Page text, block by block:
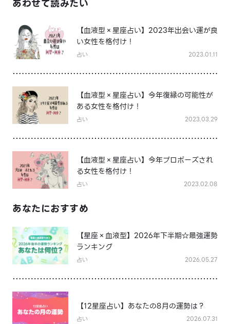
あわせて読みたい
【血液型×星座占い】2023年出会い運が良
い女性を格付け！
占い 2023.01.11
【血液型×星座占い】今年復縁の可能性が
ある女性を格付け！
占い 2023.03.29
【血液型×星座占い】今年プロポーズされ
る女性を格付け！
占い 2023.02.08
あなたにおすすめ
【星座×血液型】2026年下半期☆最強運勢
ランキング
占い 2026.05.27
【12星座占い】あなたの8月の運勢は？
占い 2026.07.31